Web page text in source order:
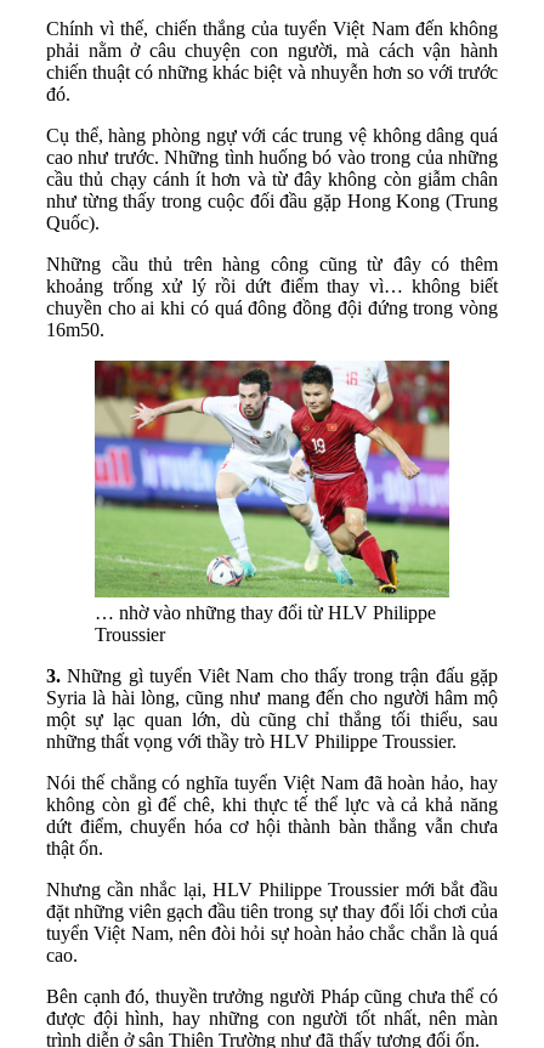
Chính vì thế, chiến thắng của tuyển Việt Nam đến không
phải nằm ở câu chuyện con người, mà cách vận hành
chiến thuật có những khác biệt và nhuyễn hơn so với trước
đó.
Cụ thể, hàng phòng ngự với các trung vệ không dâng quá
cao như trước. Những tình huống bó vào trong của những
cầu thủ chạy cánh ít hơn và từ đây không còn giẫm chân
như từng thấy trong cuộc đối đầu gặp Hong Kong (Trung
Quốc).
Những cầu thủ trên hàng công cũng từ đây có thêm
khoảng trống xử lý rồi dứt điểm thay vì… không biết
chuyền cho ai khi có quá đông đồng đội đứng trong vòng
16m50.
… nhờ vào những thay đổi từ HLV Philippe
Troussier
3.Những gì tuyển Viêt Nam cho thấy trong trận đấu gặp
Syria là hài lòng, cũng như mang đến cho người hâm mộ
một sự lạc quan lớn, dù cũng chỉ thắng tối thiểu, sau
những thất vọng với thầy trò HLV Philippe Troussier.
Nói thế chẳng có nghĩa tuyển Việt Nam đã hoàn hảo, hay
không còn gì để chê, khi thực tế thể lực và cả khả năng
dứt điểm, chuyển hóa cơ hội thành bàn thắng vẫn chưa
thật ổn.
Nhưng cần nhắc lại, HLV Philippe Troussier mới bắt đầu
đặt những viên gạch đầu tiên trong sự thay đổi lối chơi của
tuyển Việt Nam, nên đòi hỏi sự hoàn hảo chắc chắn là quá
cao.
Bên cạnh đó, thuyền trưởng người Pháp cũng chưa thể có
được đội hình, hay những con người tốt nhất, nên màn
trình diễn ở sân Thiên Trường như đã thấy tương đối ổn.